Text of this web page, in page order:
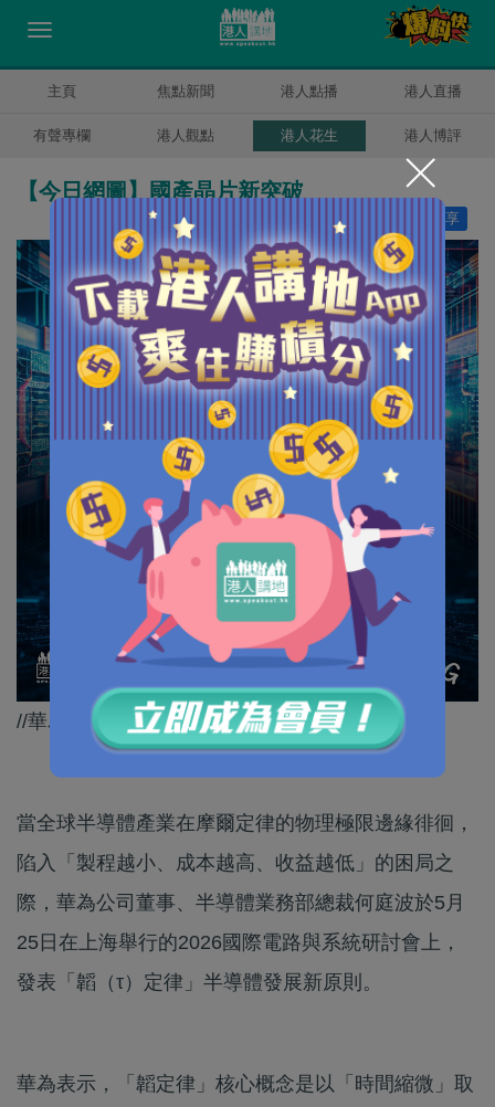
主頁 焦點新聞 港人點播 港人直播
有聲專欄 港人觀點 港人花生 港人博評
【今日網圖】國產晶片新突破
分享
讚好
//華為投出呢個驚人震撼彈，希望可以成事！//
當全球半導體產業在摩爾定律的物理極限邊緣徘徊，
陷入「製程越小、成本越高、收益越低」的困局之
際，華為公司董事、半導體業務部總裁何庭波於5月
25日在上海舉行的2026國際電路與系統研討會上，
發表「韜（τ）定律」半導體發展新原則。
華為表示，「韜定律」核心概念是以「時間縮微」取